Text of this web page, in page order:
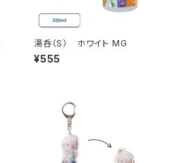
湯呑（S） ホワイト MG
¥555